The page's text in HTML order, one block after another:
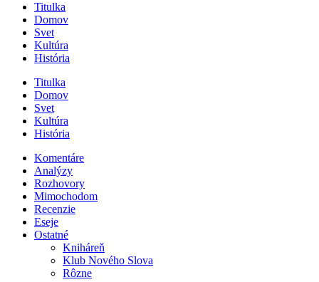
Titulka
Domov
Svet
Kultúra
História
Titulka
Domov
Svet
Kultúra
História
Komentáre
Analýzy
Rozhovory
Mimochodom
Recenzie
Eseje
Ostatné
Kniháreň
Klub Nového Slova
Rôzne